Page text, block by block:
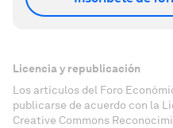
Licencia y republicación
Los artículos del Foro
publicarse de acuerdo con la
Creative Commons